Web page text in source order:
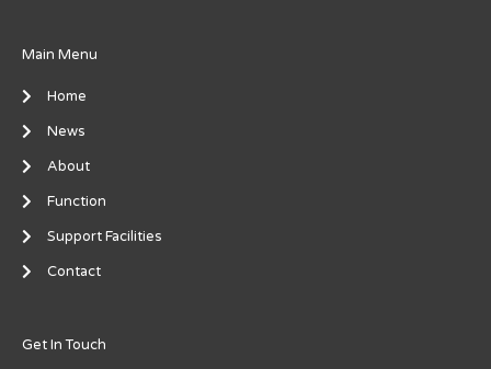
o
-
f
Main Menu
Home
News
About
Function
Support Facilities
Contact
Get In Touch